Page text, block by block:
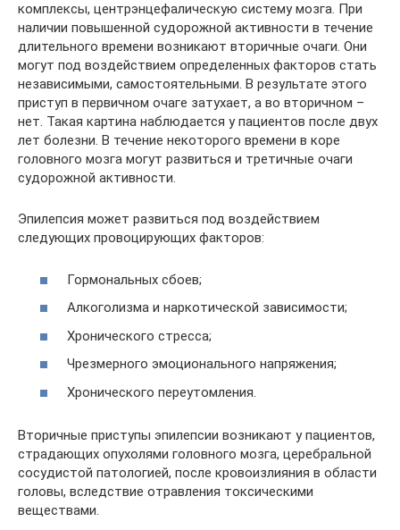
комплексы, центрэнцефалическую систему мозга. При
наличии повышенной судорожной активности в течение
длительного времени возникают вторичные очаги. Они
могут под воздействием определенных факторов стать
независимыми, самостоятельными. В результате этого
приступ в первичном очаге затухает, а во вторичном –
нет. Такая картина наблюдается у пациентов после двух
лет болезни. В течение некоторого времени в коре
головного мозга могут развиться и третичные очаги
судорожной активности.
Эпилепсия может развиться под воздействием
следующих провоцирующих факторов:
Гормональных сбоев;
Алкоголизма и наркотической зависимости;
Хронического стресса;
Чрезмерного эмоционального напряжения;
Хронического переутомления.
Вторичные приступы эпилепсии возникают у пациентов,
страдающих опухолями головного мозга, церебральной
сосудистой патологией, после кровоизлияния в области
головы, вследствие отравления токсическими
веществами.